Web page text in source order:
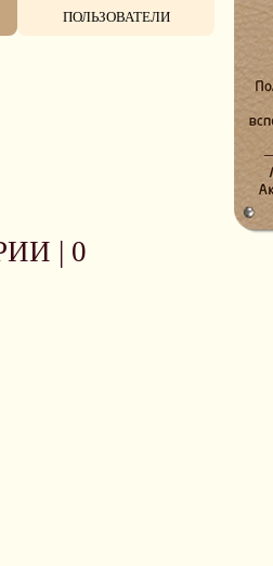
ПОЛЬЗОВАТЕЛИ
| 0